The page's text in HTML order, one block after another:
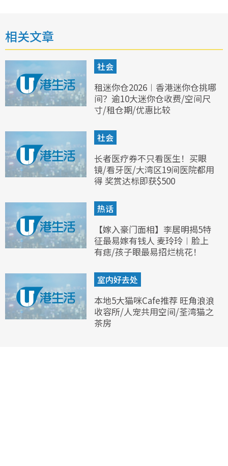
相关文章
社会
租迷你仓2026︱香港迷你仓挑哪
间？逾10大迷你仓收费/空间尺
寸/租仓期/优惠比较
社会
长者医疗券不只看医生！买眼
镜/看牙医/大湾区19间医院都用
得 奖赏达标即获$500
热话
【嫁入豪门面相】李居明揭5特
征最易嫁有钱人 麦玲玲︱脸上
有痣/孩子眼最易招烂桃花！
室内好去处
本地5大猫咪Cafe推荐 旺角浪浪
收容所/人宠共用空间/荃湾猫之
茶房